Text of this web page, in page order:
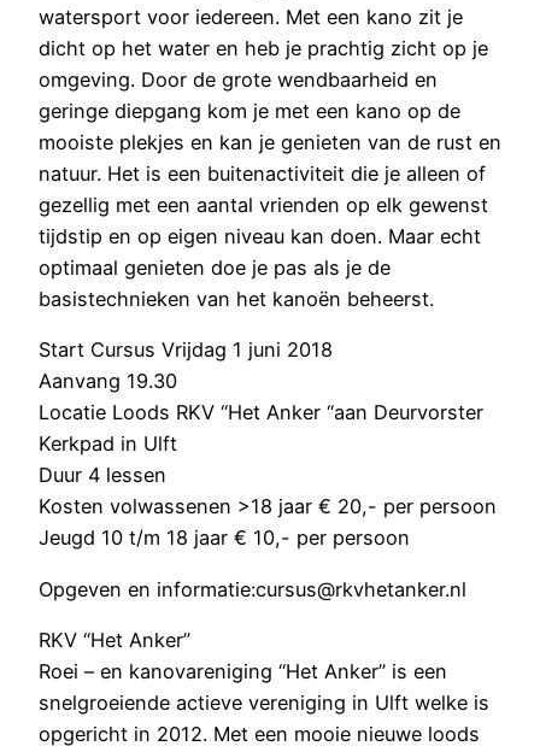
watersport voor iedereen. Met een kano zit je
dicht op het water en heb je prachtig zicht op je
omgeving. Door de grote wendbaarheid en
geringe diepgang kom je met een kano op de
mooiste plekjes en kan je genieten van de rust en
natuur. Het is een buitenactiviteit die je alleen of
gezellig met een aantal vrienden op elk gewenst
tijdstip en op eigen niveau kan doen. Maar echt
optimaal genieten doe je pas als je de
basistechnieken van het kanoën beheerst.
Start Cursus Vrijdag 1 juni 2018
Aanvang 19.30
Locatie Loods RKV “Het Anker “aan Deurvorster
Kerkpad in Ulft
Duur 4 lessen
Kosten volwassenen >18 jaar € 20,- per persoon
Jeugd 10 t/m 18 jaar € 10,- per persoon
Opgeven en informatie:cursus@rkvhetanker.nl
RKV “Het Anker”
Roei – en kanovareniging “Het Anker” is een
snelgroeiende actieve vereniging in Ulft welke is
opgericht in 2012. Met een mooie nieuwe loods